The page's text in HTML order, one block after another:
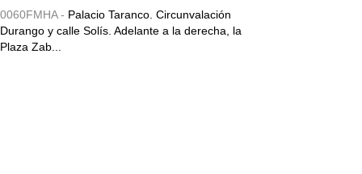
0060FMHA - Palacio Taranco. Circunvalación
Durango y calle Solís. Adelante a la derecha, la
Plaza Zab...